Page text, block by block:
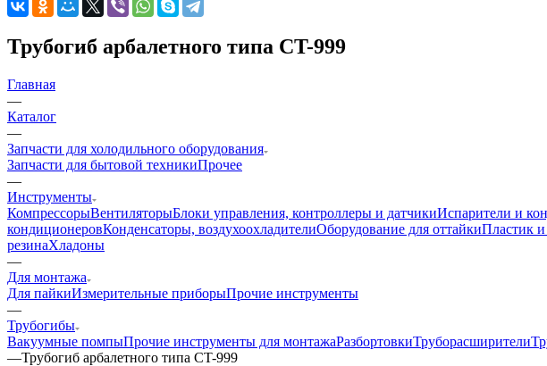
Трубогиб арбалетного типа CT-999
Главная
—
Каталог
—
Запчасти для холодильного оборудования
Запчасти для бытовой техникиПрочее
—
Инструменты
КомпрессорыВентиляторыБлоки управления, контроллеры и датчикиИспарители и
кондиционеровКонденсаторы, воздухоохладителиОборудование для оттайкиПластик и
резинаХладоны
—
Для монтажа
Для пайкиИзмерительные приборыПрочие инструменты
—
Трубогибы
Вакуумные помпыПрочие инструменты для монтажаРазбортовкиТруборасширители
—Трубогиб арбалетного типа CT-999